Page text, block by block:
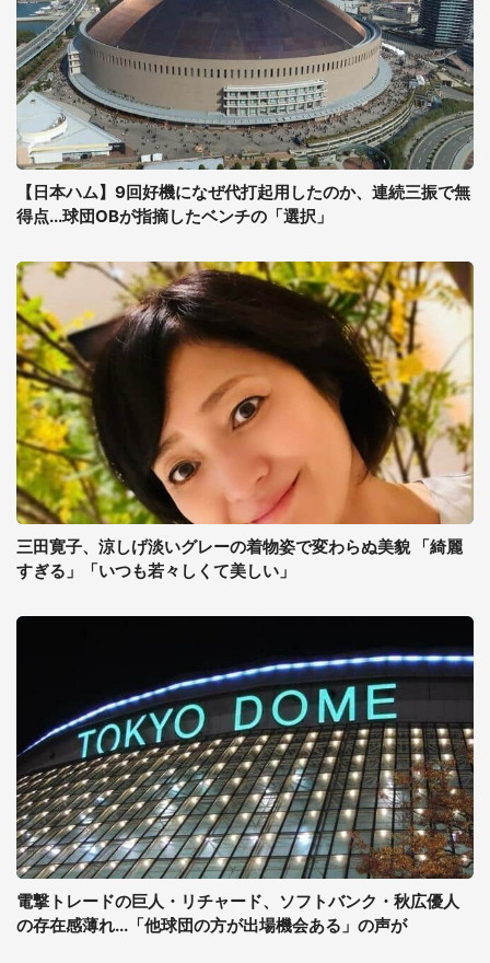
【日本ハム】9回好機になぜ代打起用したのか、連続三振で無
得点...球団OBが指摘したベンチの「選択」
三田寛子、涼しげ淡いグレーの着物姿で変わらぬ美貌 「綺麗
すぎる」「いつも若々しくて美しい」
電撃トレードの巨人・リチャード、ソフトバンク・秋広優人
の存在感薄れ...「他球団の方が出場機会ある」の声が